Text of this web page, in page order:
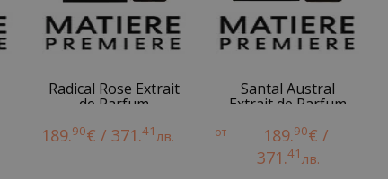
Radical Rose Extrait
de Parfum
189.90€ / 371.41лв.
Santal Austral
Extrait de Parfum
от 189.90€ /
371.41лв.